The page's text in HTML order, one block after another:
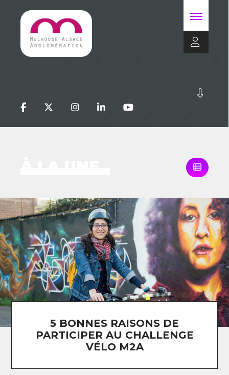
5 BONNES RAISONS DE
PARTICIPER AU CHALLENGE
VÉLO M2A